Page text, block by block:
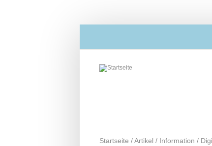
Startseite /Artikel / Information /